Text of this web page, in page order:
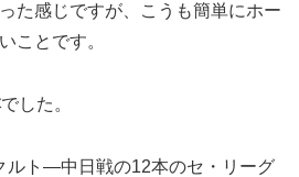
た感じですが、こうも簡単にホー
ことです。
でした。
ルト―中日戦の12本のセ・リーグ